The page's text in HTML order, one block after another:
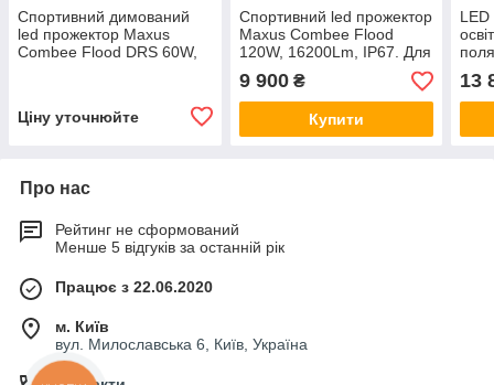
Спортивний димований
led прожектор Maxus
Combee Flood DRS 60W,
Ціну уточнюйте
Спортивний led прожектор
Maxus Combee Flood
120W, 16200Lm, IP67. Для
стадіону, тенісного корту,
спортзалу
9 900₴
Купити
LED
13
Про нас
Рейтинг не сформований
Менше 5 відгуків за останній рік
Працює з 22.06.2020
м. Київ
вул. Милославська 6, Київ, Україна